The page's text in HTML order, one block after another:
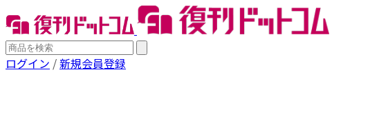
ログイン /新規会員登録